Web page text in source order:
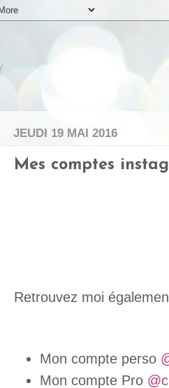
JEUDI 19 MAI 2016
Mes comptes
Retrouvez moi
Mon compte perso
Mon compte Pro